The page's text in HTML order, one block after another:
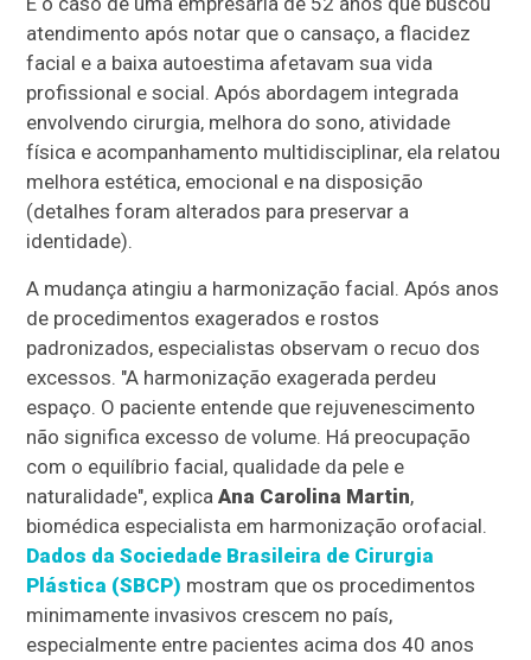
atendimento após notar que o cansaço, a flacidez
facial e a baixa autoestima afetavam sua vida
profissional e social. Após abordagem integrada
envolvendo cirurgia, melhora do sono, atividade
física e acompanhamento multidisciplinar, ela relatou
melhora estética, emocional e na disposição
(detalhes foram alterados para preservar a
identidade).
A mudança atingiu a harmonização facial. Após anos
de procedimentos exagerados e rostos
padronizados, especialistas observam o recuo dos
excessos. "A harmonização exagerada perdeu
espaço. O paciente entende que rejuvenescimento
não significa excesso de volume. Há preocupação
com o equilíbrio facial, qualidade da pele e
naturalidade", explicaAna Carolina Martin,
biomédica especialista em harmonização orofacial.
Dados da Sociedade Brasileira de Cirurgia
Plástica (SBCP) mostram que os procedimentos
minimamente invasivos crescem no país,
especialmente entre pacientes acima dos 40 anos